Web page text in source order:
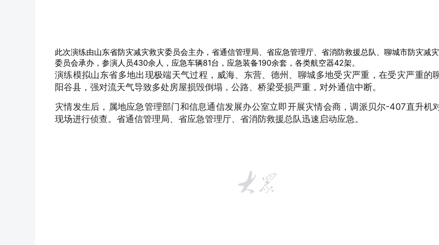
此次演练由山东省防灾减灾救灾委员会主办，省通信管理局、省应急管理厅、省消防救援总队、聊城市防灾减
委员会承办，参演人员430余人，应急车辆81台，应急装备190余套，各类航空器42架。
演练模拟山东省多地出现极端天气过程，威海、东营、德州、聊城多地受灾严重，在受灾严重的
阳谷县，强对流天气导致多处房屋损毁倒塌，公路、桥梁受损严重，对外通信中断。
灾情发生后，属地应急管理部门和信息通信发展办公室立即开展灾情会商，调派贝尔-407直升机
现场进行侦查。省通信管理局、省应急管理厅、省消防救援总队迅速启动应急。